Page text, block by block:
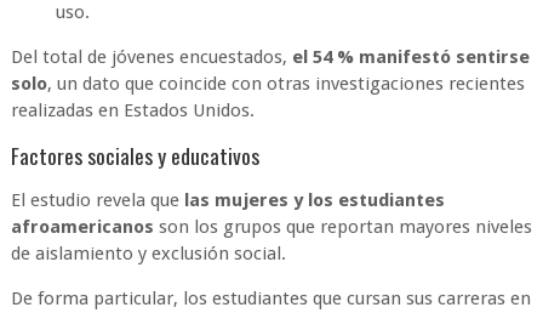
uso.
Del total de jóvenes encuestados, el 54 % manifestó sentirse
solo, un dato que coincide con otras investigaciones recientes
realizadas en Estados Unidos.
Factores sociales y educativos
El estudio revela que las mujeres y los estudiantes
afroamericanos son los grupos que reportan mayores niveles
de aislamiento y exclusión social.
De forma particular, los estudiantes que cursan sus carreras en